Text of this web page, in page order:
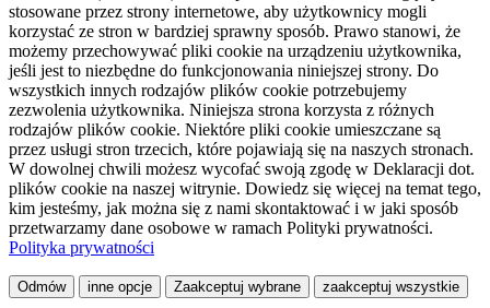
stosowane przez strony internetowe, aby użytkownicy mogli
korzystać ze stron w bardziej sprawny sposób. Prawo stanowi, że
możemy przechowywać pliki cookie na urządzeniu użytkownika,
jeśli jest to niezbędne do funkcjonowania niniejszej strony. Do
wszystkich innych rodzajów plików cookie potrzebujemy
zezwolenia użytkownika. Niniejsza strona korzysta z różnych
rodzajów plików cookie. Niektóre pliki cookie umieszczane są
przez usługi stron trzecich, które pojawiają się na naszych stronach.
W dowolnej chwili możesz wycofać swoją zgodę w Deklaracji dot.
plików cookie na naszej witrynie. Dowiedz się więcej na temat tego,
kim jesteśmy, jak można się z nami skontaktować i w jaki sposób
przetwarzamy dane osobowe w ramach Polityki prywatności.
Polityka prywatności
Odmów inne opcje Zaakceptuj wybrane zaakceptuj wszystkie